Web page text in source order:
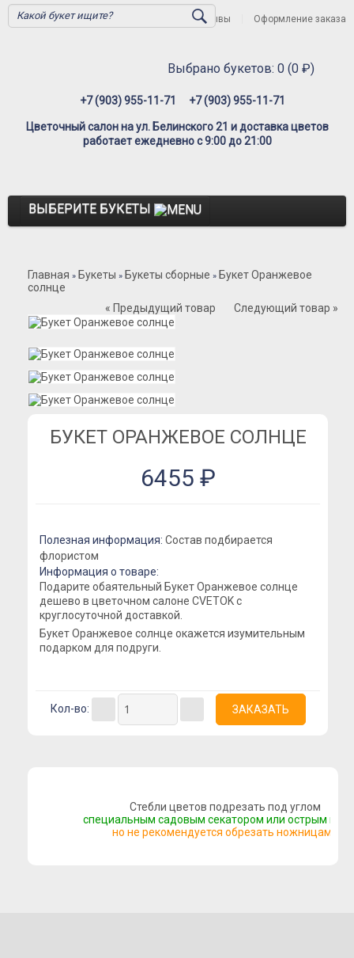
Вход Отзывы Оформление заказа
Выбрано букетов: 0 (0 ₽)
+7 (903) 955-11-71 +7 (903) 955-11-71
Цветочный салон на ул. Белинского 21 и доставка цветов
работает ежедневно с 9:00 до 21:00
ВЫБЕРИТЕ БУКЕТЫ
Розы Премиум
Розы Мордовия
Розы Пионовидные
Розы Кустовые
Розы Французские
Букеты из гипсофилы
Букеты из маттиолы
Букеты из подсолнухов
Букеты из ромашек
Букеты из эустомы
Букеты с альстромерией
Летние букеты
Букеты с тюльпанами
Букеты с хризантемой
Главная » Букеты » Букеты сборные » Букет Оранжевое
солнце
« Предыдущий товар
Следующий товар »
БУКЕТ ОРАНЖЕВОЕ СОЛНЦЕ
6455 ₽
Полезная информация: Состав подбирается
флористом
Информация о товаре:
Подарите обаятельный Букет Оранжевое солнце
дешево в цветочном салоне CVETOK с
круглосуточной доставкой.
Букет Оранжевое солнце окажется изумительным
подарком для подруги.
Кол-во:
Стебли цветов подрезать под углом
специальным садовым секатором или острым
но не рекомендуется обрезать ножницами